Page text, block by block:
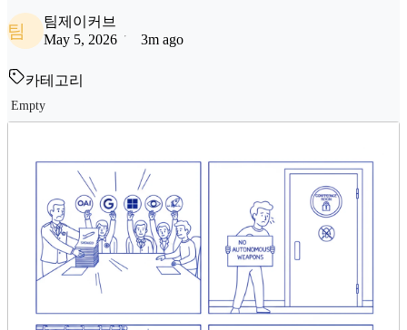
팀
팀제이커브
May 5, 2026
3m ago
카테고리
Empty